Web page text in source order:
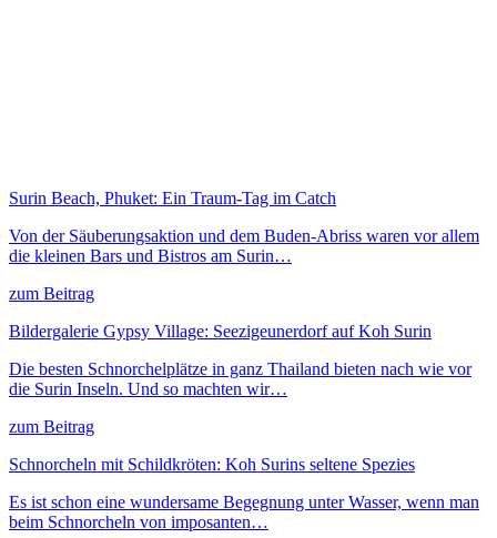
Surin Beach, Phuket: Ein Traum-Tag im Catch
Von der Säuberungsaktion und dem Buden-Abriss waren vor allem
die kleinen Bars und Bistros am Surin…
zum Beitrag
Bildergalerie Gypsy Village: Seezigeunerdorf auf Koh Surin
Die besten Schnorchelplätze in ganz Thailand bieten nach wie vor
die Surin Inseln. Und so machten wir…
zum Beitrag
Schnorcheln mit Schildkröten: Koh Surins seltene Spezies
Es ist schon eine wundersame Begegnung unter Wasser, wenn man
beim Schnorcheln von imposanten…